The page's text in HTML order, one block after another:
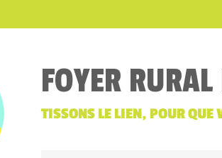
FOYER
TISSONS LE LIEN, POUR QUE